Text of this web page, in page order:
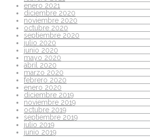
enero 2021
diciembre 2020
noviembre 2020
octubre 2020
septiembre 2020
julio 2020
junio 2020
mayo 2020
abril 2020
marzo 2020
febrero 2020
enero 2020
diciembre 2019
noviembre 2019
octubre 2019
septiembre 2019
julio 2019
junio 2019